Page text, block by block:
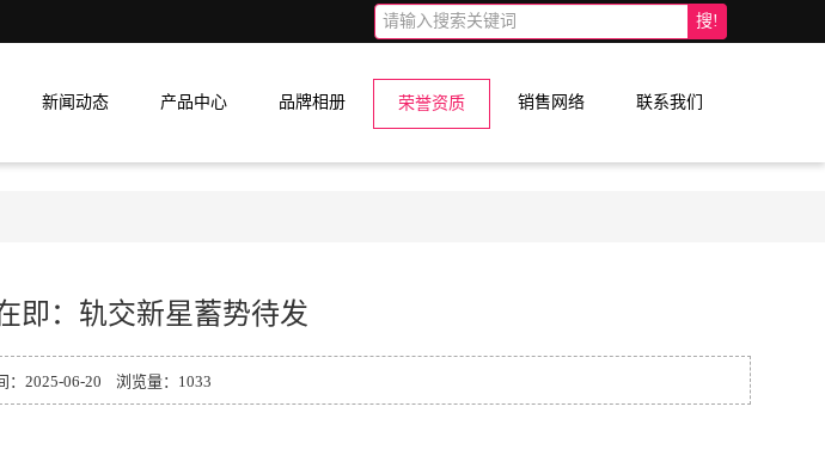
搜!
新闻动态 产品中心 品牌相册 荣誉资质 销售网络 联系我们
即：轨交新星蓄势待发
2025-06-20 浏览量： 1033